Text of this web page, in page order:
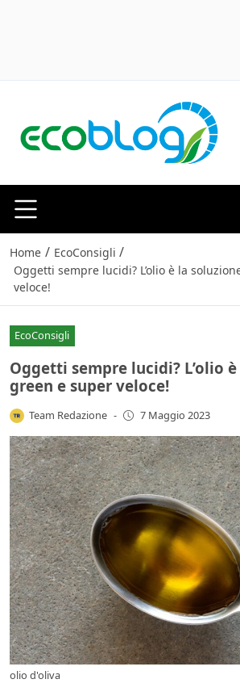
Home / EcoConsigli /
Oggetti sempre lucidi? L’olio è la
veloce!
EcoConsigli
Oggetti sempre lucidi? L’olio
green e super veloce!
Team Redazione - 7 Maggio 2023
olio d'oliva